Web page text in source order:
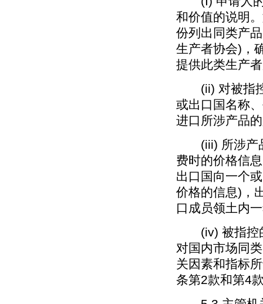
和价值的说明
份列出同类产
生产者协会)，
提供此类生产
(ii) 对被指控
或出口国名称
进口所涉产品
(iii) 所涉产品
费时的价格信
出口国向一个
价格的信息)，
口成员领土内
(iv) 被指控的
对国内市场同
关因素和指标
条第2款和第4